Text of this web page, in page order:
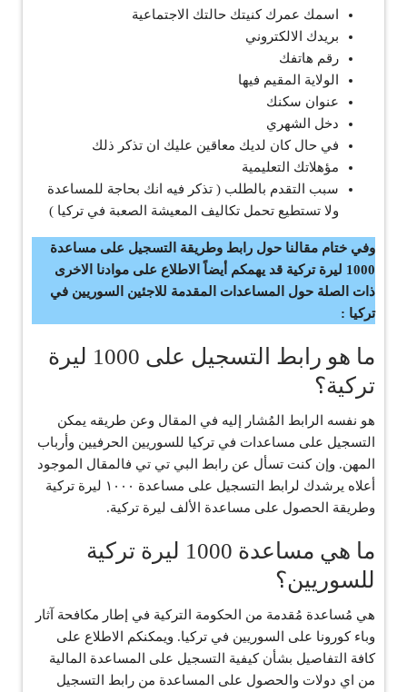
اسمك عمرك كنيتك حالتك الاجتماعية
بريدك الالكتروني
رقم هاتفك
الولاية المقيم فيها
عنوان سكنك
دخل الشهري
في حال كان لديك معاقين عليك ان تذكر ذلك
مؤهلاتك التعليمية
سبب التقدم بالطلب ( تذكر فيه انك بحاجة للمساعدة
ولا تستطيع تحمل تكاليف المعيشة الصعبة في تركيا )
وفي ختام مقالنا حول رابط وطريقة التسجيل على مساعدة
1000 ليرة تركية قد يهمكم أيضاً الاطلاع على موادنا الاخرى
ذات الصلة حول المساعدات المقدمة للاجئين السوريين في
تركيا :
ما هو رابط التسجيل على 1000 ليرة
تركية؟
هو نفسه الرابط المُشار إليه في المقال وعن طريقه يمكن
التسجيل على مساعدات في تركيا للسوريين الحرفيين وأرباب
المهن. وإن كنت تسأل عن رابط البي تي تي فالمقال الموجود
أعلاه يرشدك لرابط التسجيل على مساعدة ١٠٠٠ ليرة تركية
وطريقة الحصول على مساعدة الألف ليرة تركية.
ما هي مساعدة 1000 ليرة تركية
للسوريين؟
هي مُساعدة مُقدمة من الحكومة التركية في إطار مكافحة آثار
وباء كورونا على السوريين في تركيا. ويمكنكم الاطلاع على
كافة التفاصيل بشأن كيفية التسجيل على المساعدة المالية
من اي دولات والحصول على المساعدة من رابط التسجيل